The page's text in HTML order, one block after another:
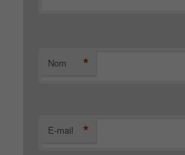
Nom *
E-mail *